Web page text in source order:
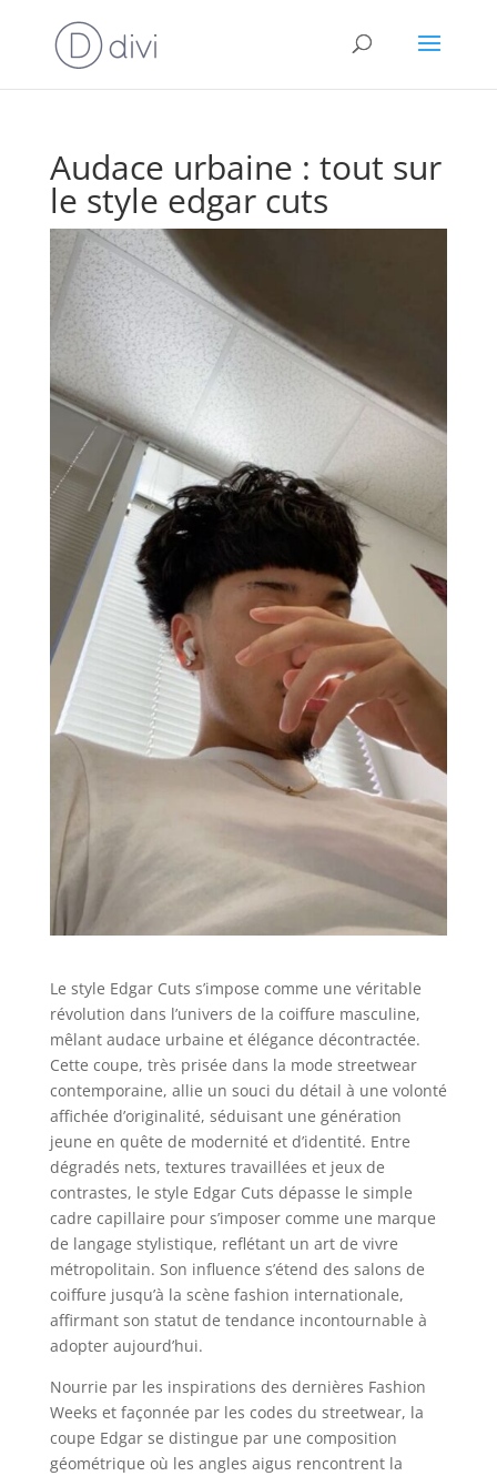
Audace urbaine : tout sur
le style edgar cuts
Le style Edgar Cuts s’impose comme une véritable
révolution dans l’univers de la coiffure masculine,
mêlant audace urbaine et élégance décontractée.
Cette coupe, très prisée dans la mode streetwear
contemporaine, allie un souci du détail à une volonté
affichée d’originalité, séduisant une génération
jeune en quête de modernité et d’identité. Entre
dégradés nets, textures travaillées et jeux de
contrastes, le style Edgar Cuts dépasse le simple
cadre capillaire pour s’imposer comme une marque
de langage stylistique, reflétant un art de vivre
métropolitain. Son influence s’étend des salons de
coiffure jusqu’à la scène fashion internationale,
affirmant son statut de tendance incontournable à
adopter aujourd’hui.
Nourrie par les inspirations des dernières Fashion
Weeks et façonnée par les codes du streetwear, la
coupe Edgar se distingue par une composition
géométrique où les angles aigus rencontrent la